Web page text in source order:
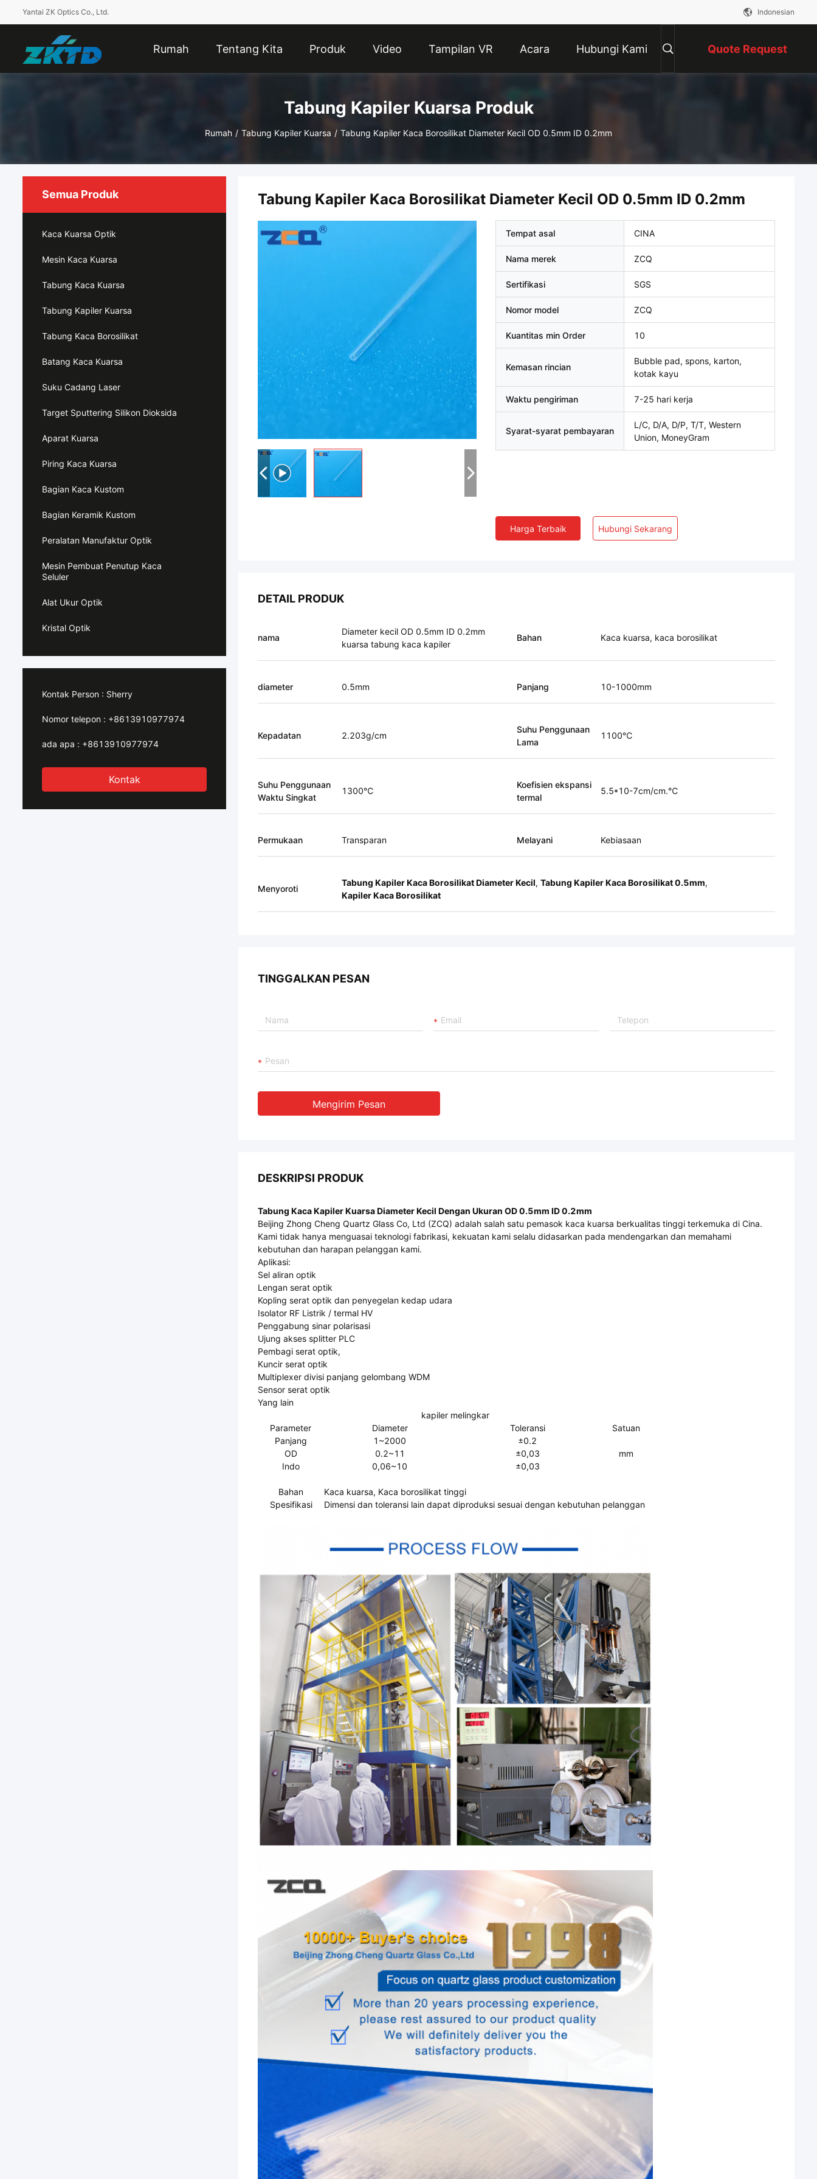
Yantai ZK Optics Co., Ltd. Indonesian
Rumah Tentang Kita Produk Video Tampilan VR Acara Hubungi Kami Quote Request
Tabung Kapiler Kuarsa Produk
Rumah / Tabung Kapiler Kuarsa / Tabung Kapiler Kaca Borosilikat Diameter Kecil OD 0.5mm ID 0.2mm
Semua Produk
Kaca Kuarsa Optik
Mesin Kaca Kuarsa
Tabung Kaca Kuarsa
Tabung Kapiler Kuarsa
Tabung Kaca Borosilikat
Batang Kaca Kuarsa
Suku Cadang Laser
Target Sputtering Silikon Dioksida
Aparat Kuarsa
Piring Kaca Kuarsa
Bagian Kaca Kustom
Bagian Keramik Kustom
Peralatan Manufaktur Optik
Mesin Pembuat Penutup Kaca
Seluler
Alat Ukur Optik
Kristal Optik
Kontak Person : Sherry
Nomor telepon : +8613910977974
ada apa : +8613910977974
Kontak
Tabung Kapiler Kaca Borosilikat Diameter Kecil OD 0.5mm ID 0.2mm
Tempat asal CINA
Nama merek ZCQ
Sertifikasi SGS
Nomor model ZCQ
Kuantitas min Order 10
Kemasan rincian
Bubble pad, spons, karton,
kotak kayu
Waktu pengiriman 7-25 hari kerja
Syarat-syarat pembayaran
L/C, D/A, D/P, T/T, Western
Union, MoneyGram
Harga Terbaik Hubungi Sekarang
DETAIL PRODUK
nama
Diameter kecil OD 0.5mm ID 0.2mm
kuarsa tabung kaca kapiler
Bahan Kaca kuarsa, kaca borosilikat
diameter 0.5mm Panjang 10-1000mm
Kepadatan 2.203g/cm
Suhu Penggunaan
Lama
1100℃
Suhu Penggunaan
Waktu Singkat
1300℃
Koefisien ekspansi
termal
5.5*10-7cm/cm.℃
Permukaan Transparan Melayani Kebiasaan
Menyoroti
Tabung Kapiler Kaca Borosilikat Diameter Kecil, Tabung Kapiler Kaca Borosilikat 0.5mm,
Kapiler Kaca Borosilikat
TINGGALKAN PESAN
Mengirim Pesan
DESKRIPSI PRODUK
Tabung Kaca Kapiler Kuarsa Diameter Kecil Dengan Ukuran OD 0.5mm ID 0.2mm
Beijing Zhong Cheng Quartz Glass Co, Ltd (ZCQ) adalah salah satu pemasok kaca kuarsa berkualitas tinggi terkemuka di Cina.
Kami tidak hanya menguasai teknologi fabrikasi, kekuatan kami selalu didasarkan pada mendengarkan dan memahami
kebutuhan dan harapan pelanggan kami.
Aplikasi:
Sel aliran optik
Lengan serat optik
Kopling serat optik dan penyegelan kedap udara
Isolator RF Listrik / termal HV
Penggabung sinar polarisasi
Ujung akses splitter PLC
Pembagi serat optik,
Kuncir serat optik
Multiplexer divisi panjang gelombang WDM
Sensor serat optik
Yang lain
kapiler melingkar
Parameter
Diameter Toleransi
Satuan
Panjang
1~2000
±0.2
mm
OD 0.2~11
±0,03
Indo
0,06~10 ±0,03
Bahan
Kaca kuarsa, Kaca borosilikat tinggi
Spesifikasi
Dimensi dan toleransi lain dapat diproduksi sesuai dengan kebutuhan pelanggan